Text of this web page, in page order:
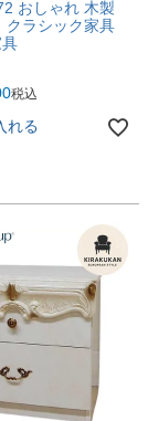
おしゃれ 木製
クラシック家具
税込
れる